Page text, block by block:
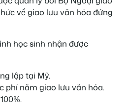
về giao lưu văn hóa đứng
học sinh nhận được
lập tại Mỹ.
phí năm giao lưu văn hóa.